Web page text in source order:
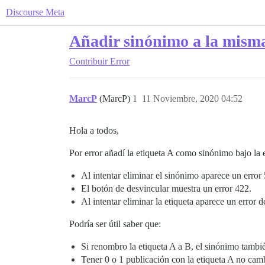
Discourse Meta
Añadir sinónimo a la
Contribuir Error
MarcP (MarcP) 11 Noviembre, 2020 04:52
1
Hola a todos,
Por error añadí la etiqueta A como sinónimo bajo
Al intentar eliminar el sinónimo aparece un error
El botón de desvincular muestra un error 422.
Al intentar eliminar la etiqueta aparece un error
Podría ser útil saber que:
Si renombro la etiqueta A a B, el sinónimo
Tener 0 o 1 publicación con la etiqueta A no